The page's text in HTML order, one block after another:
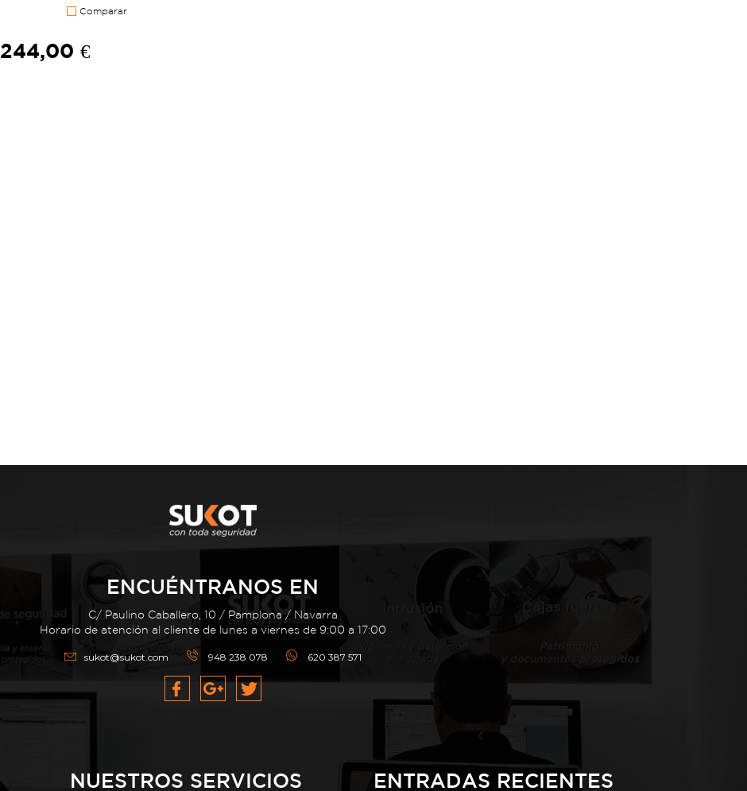
Comparar
244,00 €
ENCUÉNTRANOS EN
C/ Paulino Caballero, 10 / Pamplona / Navarra
Horario de atención al cliente de lunes a viernes de 9:00 a 17:00
sukot@sukot.com 948 238 078 620 387 571
NUESTROS SERVICIOS ENTRADAS RECIENTES